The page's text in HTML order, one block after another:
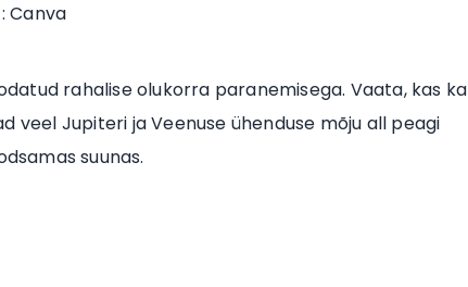
Canva
rahalise olukorra paranemisega. Vaata, kas ka
veel Jupiteri ja Veenuse ühenduse mõju all peagi
suunas.